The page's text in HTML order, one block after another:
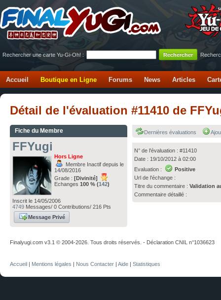
Rechercher une carte Yu-Gi-Oh! :
Accueil Boutique en Ligne Forums News Articles
Détail de l'évaluation #11410 de
Fiche du Membre
FFYugi
Hors Ligne
Membre Inactif depuis le
14/08/2016
Grade : [Divinité]
Echanges 100 % (142)
Inscrit le 14/05/2006
4749 Messages/ 0 Contributions/ 216 Pts
Message Privé
Dernières évaluations
N° de l'évaluation : #11410
Date : 19/10/2012 à 02:00
Evaluation :
Positive
Url de l'échange :
Titre du commentaire :Validation
Commentaire détaillé :
Finalyugi.com v3.1 © 2004-2026. Tous droits réservés. - Déclaration CNIL n°1036623
Accueil | Mentions légales | Nous Contacter | Aide | Statistiques